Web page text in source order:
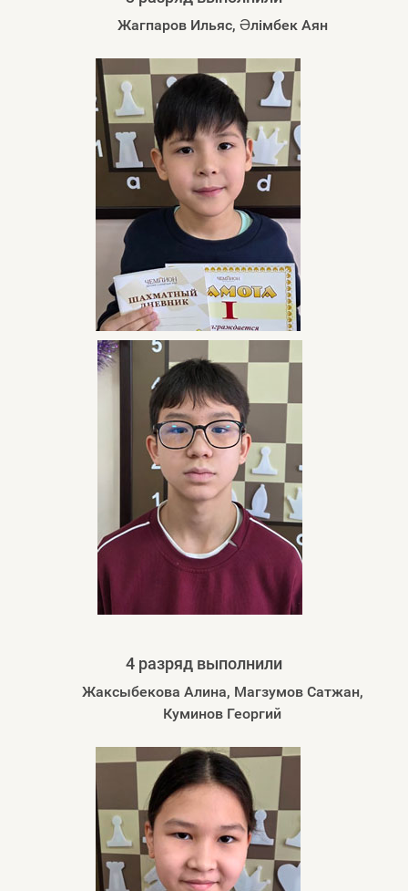
Жагпаров Ильяс, Әлімбек Аян
4 разряд выполнили
Жаксыбекова Алина, Магзумов Сатжан,
Куминов Георгий